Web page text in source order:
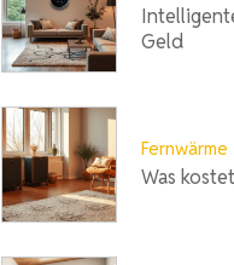
Geld
Fernwärme
Was